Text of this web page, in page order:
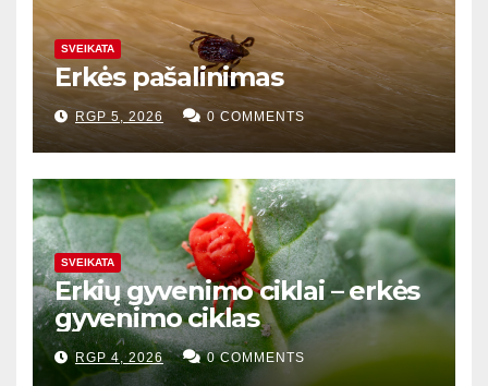
SVEIKATA
Erkės pašalinimas
RGP 5, 2026 0 COMMENTS
SVEIKATA
Erkių gyvenimo ciklai – erkės
gyvenimo ciklas
RGP 4, 2026 0 COMMENTS